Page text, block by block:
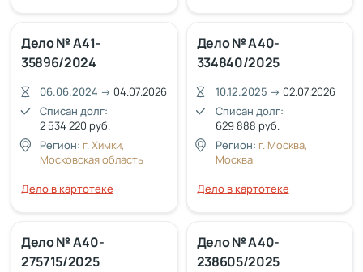
Дело № А41-
35896/2024
06.06.2024 → 04.07.2026
Списан долг:
2 534 220 руб.
Регион: г. Химки,
Московская область
Дело в картотеке
Дело № А40-
334840/2025
10.12.2025 → 02.07.2026
Списан долг:
629 888 руб.
Регион: г. Москва,
Москва
Дело в картотеке
Дело № А40-
275715/2025
Дело № А40-
238605/2025